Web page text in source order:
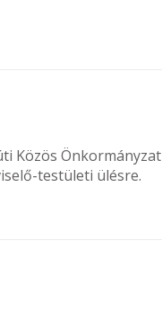
Közös
testületi ülésre.